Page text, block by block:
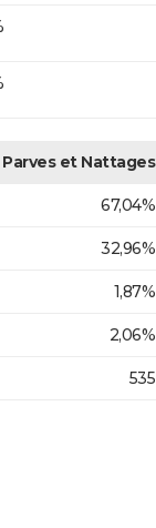
Parves et Nattages
67,04%
32,96%
1,87%
2,06%
535